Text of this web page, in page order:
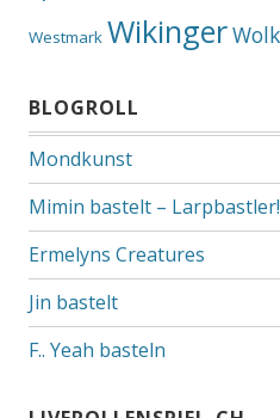
Westmark Wikinger
BLOGROLL
Mondkunst
Mimin bastelt – Larpbastler!
Ermelyns Creatures
Jin bastelt
F.. Yeah basteln